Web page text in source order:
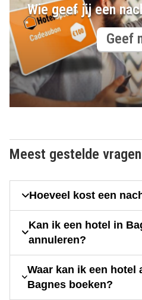
Wie geef jij een
Geef
Meest gestelde vragen
Hoeveel kost een
Kan ik een hotel in
annuleren?
Waar kan ik een hotel
Bagnes boeken?